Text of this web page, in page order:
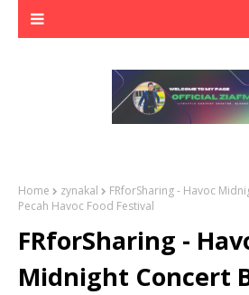
Home zynakal
FRforSharing - Havoc
Pecah Havoc Food Festival
FRforSharing -
Midnight Concert